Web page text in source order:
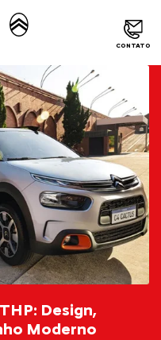
CONTATO
Design,
Moderno